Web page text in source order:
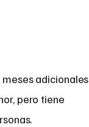
adicionales
pero tiene